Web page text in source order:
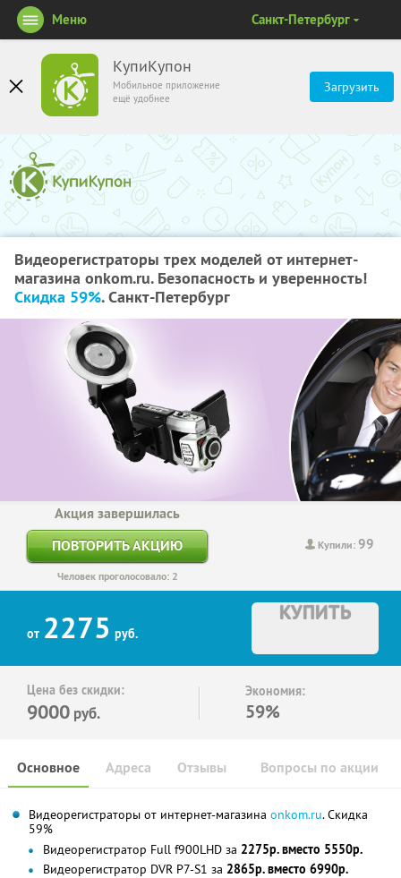
КупиКупон
Мобильное приложение
ещё удобнее
Загрузить
Меню Санкт-Петербург
Видеорегистраторы трех моделей от интернет-
магазина onkom.ru. Безопасность и уверенность!
Скидка 59%. Санкт-Петербург
Купили:99
Акция завершилась
ПОВТОРИТЬ АКЦИЮ
Человек проголосовало: 2
от 2275 руб.
КУПИТЬ
Цена без скидки:
9000 руб.
Экономия:
59%
Основное Отзывы Вопросы по акции
Адреса
Видеорегистраторы от интернет-магазина onkom.ru. Скидка
59%
Видеорегистратор Full f900LHD за 2275р. вместо 5550р.
Видеорегистратор DVR P7-S1 за 2865р. вместо 6990р.